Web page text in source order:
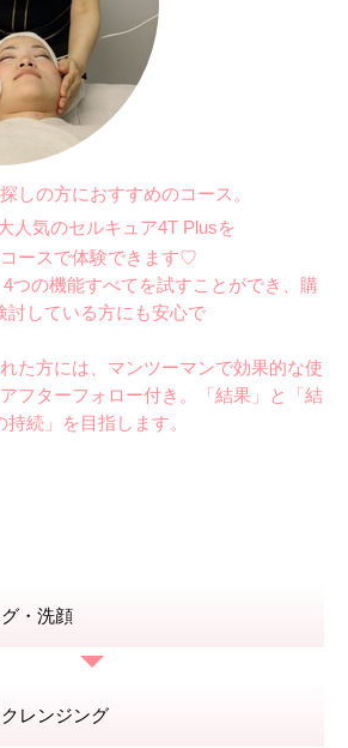
しの方におすすめのコース。
人気のセルキュア4T Plusを
ースで体験できます♡
つの機能すべてを試すことができ、購
討している方にも安心で
た方には、マンツーマンで効果的な使
フターフォロー付き。
「結果」と「結
持続」を目指します。
・洗顔
レンジング